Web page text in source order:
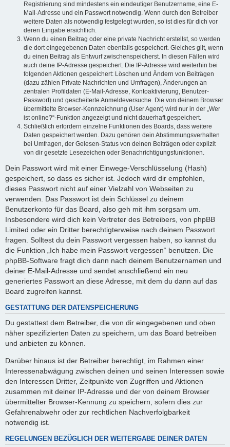
Registrierung sind mindestens ein eindeutiger Benutzername, eine E-
Mail-Adresse und ein Passwort notwendig. Wenn durch den Betreiber
weitere Daten als notwendig festgelegt wurden, so ist dies für dich vor
deren Eingabe ersichtlich.
Wenn du einen Beitrag oder eine private Nachricht erstellst, so werden
die dort eingegebenen Daten ebenfalls gespeichert. Gleiches gilt, wenn
du einen Beitrag als Entwurf zwischenspeicherst. In diesen Fällen wird
auch deine IP-Adresse gespeichert. Die IP-Adresse wird weiterhin bei
folgenden Aktionen gespeichert: Löschen und Ändern von Beiträgen
(dazu zählen Private Nachrichten und Umfragen), Änderungen an
zentralen Profildaten (E-Mail-Adresse, Kontoaktivierung, Benutzer-
Passwort) und gescheiterte Anmeldeversuche. Die von deinem Browser
übermittelte Browser-Kennzeichnung (User Agent) wird nur in der „Wer
ist online?“-Funktion angezeigt und nicht dauerhaft gespeichert.
Schließlich erfordern einzelne Funktionen des Boards, dass weitere
Daten gespeichert werden. Dazu gehören dein Abstimmungsverhalten
bei Umfragen, der Gelesen-Status von deinen Beiträgen oder explizit
von dir gesetzte Lesezeichen oder Benachrichtigungsfunktionen.
Dein Passwort wird mit einer Einwege-Verschlüsselung (Hash)
gespeichert, so dass es sicher ist. Jedoch wird dir empfohlen,
dieses Passwort nicht auf einer Vielzahl von Webseiten zu
verwenden. Das Passwort ist dein Schlüssel zu deinem
Benutzerkonto für das Board, also geh mit ihm sorgsam um.
Insbesondere wird dich kein Vertreter des Betreibers, von phpBB
Limited oder ein Dritter berechtigterweise nach deinem Passwort
fragen. Solltest du dein Passwort vergessen haben, so kannst du
die Funktion „Ich habe mein Passwort vergessen“ benutzen. Die
phpBB-Software fragt dich dann nach deinem Benutzernamen und
deiner E-Mail-Adresse und sendet anschließend ein neu
generiertes Passwort an diese Adresse, mit dem du dann auf das
Board zugreifen kannst.
GESTATTUNG DER DATENSPEICHERUNG
Du gestattest dem Betreiber, die von dir eingegebenen und oben
näher spezifizierten Daten zu speichern, um das Board betreiben
und anbieten zu können.
Darüber hinaus ist der Betreiber berechtigt, im Rahmen einer
Interessenabwägung zwischen deinen und seinen Interessen sowie
den Interessen Dritter, Zeitpunkte von Zugriffen und Aktionen
zusammen mit deiner IP-Adresse und der von deinem Browser
übermittelter Browser-Kennung zu speichern, sofern dies zur
Gefahrenabwehr oder zur rechtlichen Nachverfolgbarkeit
notwendig ist.
REGELUNGEN BEZÜGLICH DER WEITERGABE DEINER DATEN